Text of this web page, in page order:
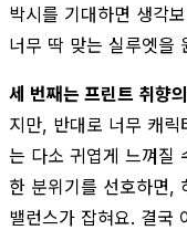
박시를 기대하면 생각
너무 딱 맞는 실루엣을
세 번째는 프린트 취향
지만, 반대로 너무 캐릭
는 다소 귀엽게 느껴질
한 분위기를 선호하면,
밸런스가 잡혀요. 결국